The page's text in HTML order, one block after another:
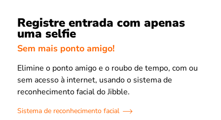
Registre entrada com apenas
uma selfie
Sem mais ponto amigo!
Elimine o ponto amigo e o roubo de tempo, com ou
sem acesso à internet, usando o sistema de
reconhecimento facial do Jibble.
Sistema de reconhecimento facial